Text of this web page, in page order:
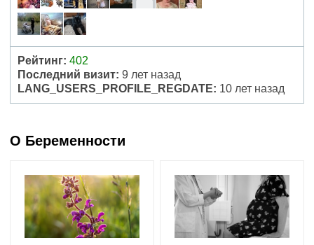
Рейтинг: 402
Последний визит: 9 лет назад
LANG_USERS_PROFILE_REGDATE: 10 лет назад
О Беременности